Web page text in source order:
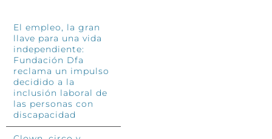
El empleo, la gran
llave para una vida
independiente:
Fundación Dfa
reclama un impulso
decidido a la
inclusión laboral de
las personas con
discapacidad